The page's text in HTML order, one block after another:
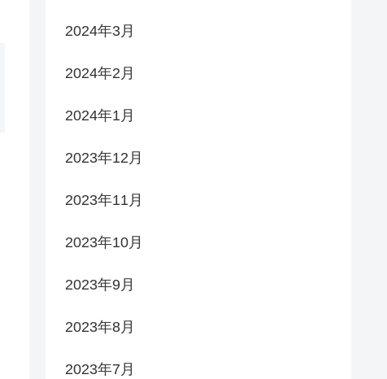
2024年3月
2024年2月
2024年1月
2023年12月
2023年11月
2023年10月
2023年9月
2023年8月
2023年7月